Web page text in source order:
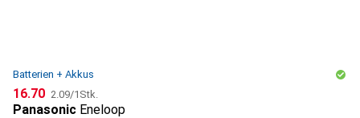
Batterien + Akkus
CHF
16.70 CHF
2.09/1Stk.
Panasonic Eneloop